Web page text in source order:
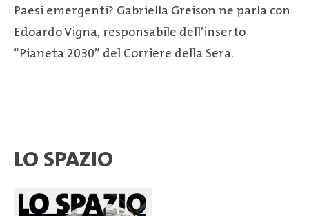
Paesi emergenti? Gabriella Greison ne parla con
Edoardo Vigna, responsabile dell’inserto
“Pianeta 2030” del Corriere della Sera.
LO SPAZIO